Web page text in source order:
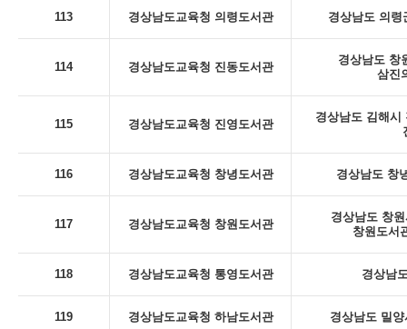
113 경상남도교육청 의령도서관 경상남도 의령
114 경상남도교육청 진동도서관
경상남도 창
삼진
115 경상남도교육청 진영도서관
경상남도 김해시
116 경상남도교육청 창녕도서관 경상남도 창
117 경상남도교육청 창원도서관
경상남도 창
창원도서
118 경상남도교육청 통영도서관 경상남
119 경상남도교육청 하남도서관 경상남도 밀